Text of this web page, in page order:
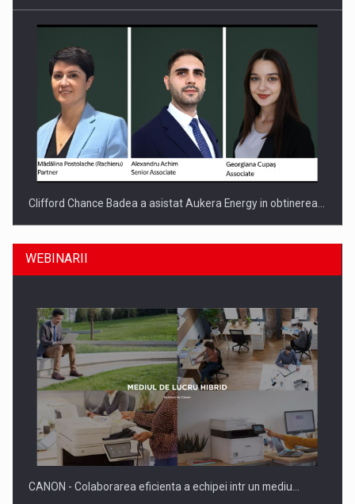
Clifford Chance Badea a asistat Aukera Energy in obtinerea…
SAPTE PERSONALITATI DIN MEDIUL DE AFACERI, ACADEMIC
SI INSTITUTIONAL…
WEBINARII
CANON - Colaborarea eficienta a echipei intr un mediu…